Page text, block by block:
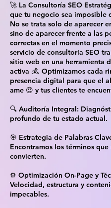
🚀 La Consultoría SEO
que tu negocio sea imposible
No se trata solo de aparecer
sino de aparecer frente a las
correctas en el momento
servicio de consultoría SEO
sitio web en una herramienta
activa 💰. Optimizamos cada
presencia digital para que el
ame 😍 y tus clientes te
🔍 Auditoría Integral:
profundo de tu estado actual.
🎯 Estrategia de Palabras
Encontramos los términos que
convierten.
⚙️ Optimización On-Page y
Velocidad, estructura y
impecables.